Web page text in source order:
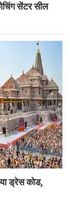
सेंटर सील
ड्रेस कोड,